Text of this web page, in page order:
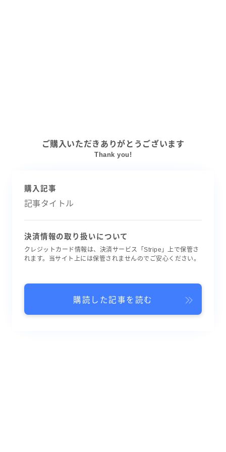
ご購入いただきありがとうございます
Thank you!
購入記事
記事タイトル
決済情報の取り扱いについて
クレジットカード情報は、決済サービス「Stripe」上で保管さ
れます。当サイト上には保管されませんのでご安心ください。
購読した記事を読む